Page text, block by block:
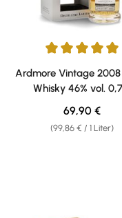
Durchschnittliche
Ardmore Vintage
Whisky 46% vol.
(99,86 € / 1 Liter)
Regulärer
69,90 €